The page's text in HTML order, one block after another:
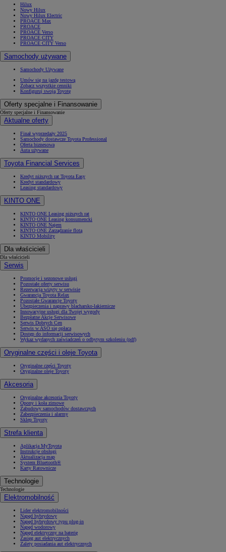
Hilux
Nowy Hilux
Nowy Hilux Electric
PROACE Max
PROACE
PROACE Verso
PROACE CITY
PROACE CITY Verso
Samochody używane
Samochody Używane
Umów się na jazdę testową
Zobacz wszystkie cenniki
Konfiguruj swoją Toyotę
Oferty specjalne i Finansowanie
Oferty specjalne i Finansowanie
Aktualne oferty
Finał wyprzedaży 2025
Samochody dostawcze Toyota Professional
Oferta biznesowa
Auta używane
Toyota Financial Services
Kredyt niższych rat Toyota Easy
Kredyt standardowy
Leasing standardowy
KINTO ONE
KINTO ONE Leasing niższych rat
KINTO ONE Leasing konsumencki
KINTO ONE Najem
KINTO ONE Zarządzanie flotą
KINTO Mobility
Dla właścicieli
Dla właścicieli
Serwis
Promocje i sezonowe usługi
Pozostałe oferty serwisu
Rezerwacja wizyty w serwisie
Gwarancja Toyota Relax
Pozostałe Gwarancje Toyoty
Ubezpieczenia i naprawy blacharsko-lakiernicze
Innowacyjne usługi dla Twojej wygody
Bezpłatne Akcje Serwisowe
Serwis Dobrych Cen
Serwis w ASO się opłaca
Dostęp do informacji serwisowych
Wykaz wydanych zaświadczeń o odbytym szkoleniu (pdf)
Oryginalne części i oleje Toyota
Oryginalne części Toyoty
Oryginalne oleje Toyoty
Akcesoria
Oryginalne akcesoria Toyoty
Opony i koła zimowe
Zabudowy samochodów dostawczych
Zabezpieczenia i alarmy
Sklep Toyoty
Strefa klienta
Aplikacja MyToyota
Instrukcje obsługi
Aktualizacja map
System Bluetooth®
Karty Ratownicze
Technologie
Technologie
Elektromobilność
Lider elektromobilności
Napęd hybrydowy
Napęd hybrydowy typu plug-in
Napęd wodorowy
Napęd elektryczny na baterię
Zasięg aut elektrycznych
Zalety posiadania aut elektrycznych